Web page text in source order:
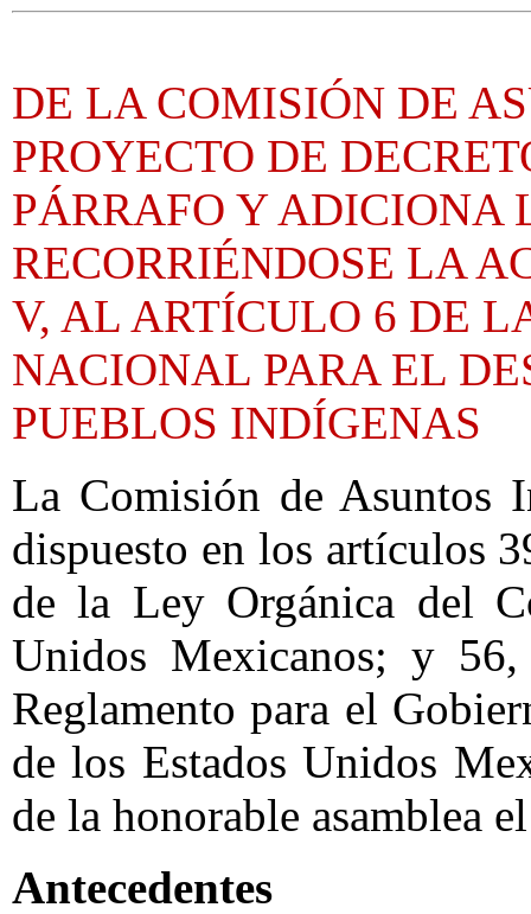
DE LA COMISIÓN DE
PROYECTO DE
PÁRRAFO Y ADICIONA
RECORRIÉNDOSE LA
V, AL ARTÍCULO 6 DE
NACIONAL PARA EL
PUEBLOS INDÍGENAS
La Comisión de Asuntos
dispuesto en los artículos
de la Ley Orgánica del
Unidos Mexicanos; y
Reglamento para el
de los Estados Unidos
de la honorable asamblea
Antecedentes